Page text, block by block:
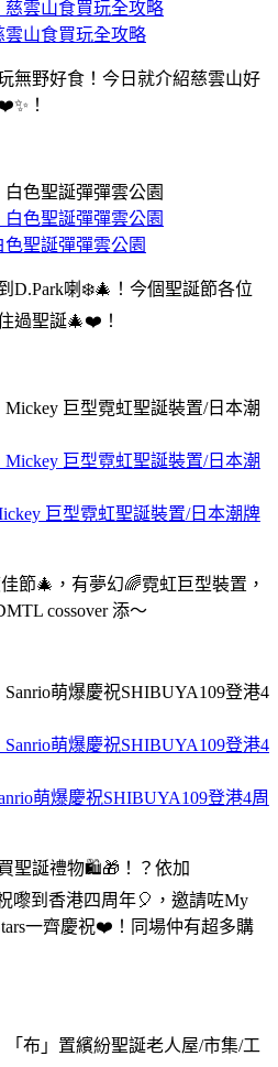
雲山食買玩全攻略
無野好食！今日就介紹慈雲山好
！
色聖誕彈彈雲公園
D.Park喇❄️🎄！今個聖誕節各位
過聖誕🎄❤️！
巨型霓虹聖誕裝置/日本潮牌
節🎄，有夢幻🌈霓虹巨型裝置，
cossover 添～
萌爆慶祝SHIBUYA109登港4周
聖誕禮物🛍🎁！？依加
嚟到香港四周年🎈，邀請咗My
一齊慶祝❤️！同場仲有超多購